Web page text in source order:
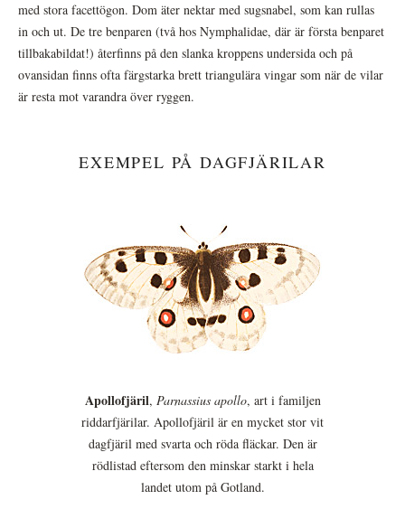
med stora facettögon. Dom äter nektar med sugsnabel, som kan rullas
in och ut. De tre benparen (två hos Nymphalidae, där är första benparet
tillbakabildat!) återfinns på den slanka kroppens undersida och på
ovansidan finns ofta färgstarka brett triangulära vingar som när de vilar
är resta mot varandra över ryggen.
EXEMPEL PÅ DAGFJÄRILAR
Apollofjäril, Parnassius apollo, art i familjen
riddarfjärilar. Apollofjäril är en mycket stor vit
dagfjäril med svarta och röda fläckar. Den är
rödlistad eftersom den minskar starkt i hela
landet utom på Gotland.